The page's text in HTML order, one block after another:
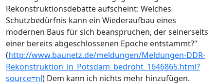
Rekonstruktionsdebatte aufscheint: Welches
Schutzbedürfnis kann ein Wiederaufbau eines
modernen Baus für sich beanspruchen, der seinerseits
einer bereits abgeschlossenen Epoche entstammt?"
(http://www.baunetz.de/meldungen/Meldungen-DDR-
Rekonstruktion_in_Potsdam_bedroht_1646865.html?
source=nl) Dem kann ich nichts mehr hinzufügen.